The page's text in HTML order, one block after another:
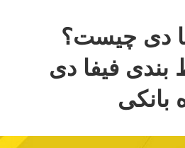
دی چیست؟
فیفا دی